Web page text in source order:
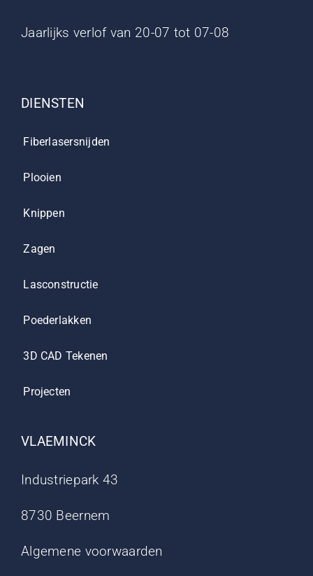
Jaarlijks verlof van 20-07 tot 07-08
DIENSTEN
Fiberlasersnijden
Plooien
Knippen
Zagen
Lasconstructie
Poederlakken
3D CAD Tekenen
Projecten
VLAEMINCK
Industriepark 43
8730 Beernem
Algemene voorwaarden